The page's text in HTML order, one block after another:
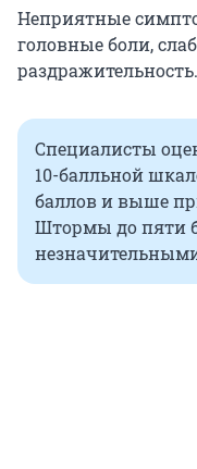
Неприятные
головные боли,
раздражительность.
Специалисты
10-балльной
баллов и выше
Штормы до пяти